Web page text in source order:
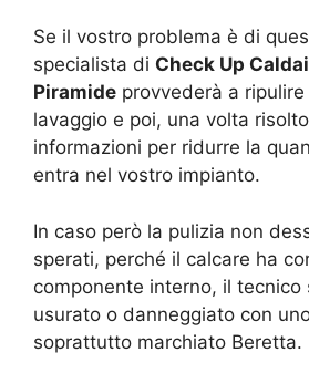
Se il vostro problema è di
specialista di Check Up
Piramide provvederà a
lavaggio e poi, una volta
informazioni per ridurre la
entra nel vostro impianto.
In caso però la pulizia non
sperati, perché il calcare ha
componente interno, il
usurato o danneggiato con
soprattutto marchiato Beretta.